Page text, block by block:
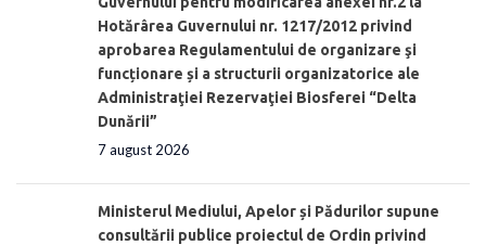
Hotărârea Guvernului nr. 1217/2012 privind
aprobarea Regulamentului de organizare şi
funcționare și a structurii organizatorice ale
Administraţiei Rezervaţiei Biosferei “Delta
Dunării”
7 august 2026
Ministerul Mediului, Apelor și Pădurilor supune
consultării publice proiectul de Ordin privind